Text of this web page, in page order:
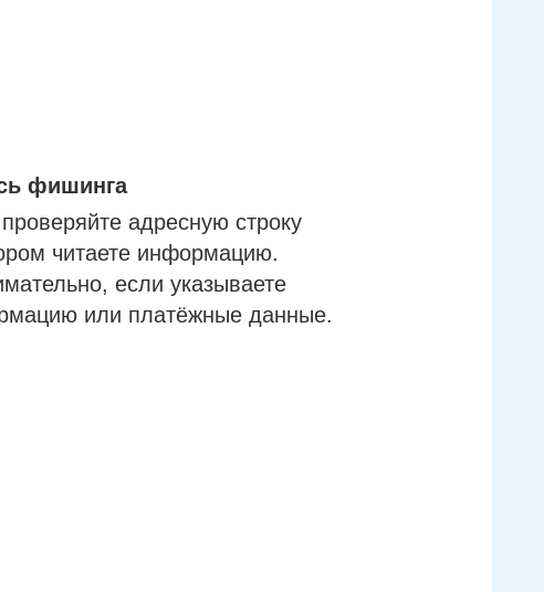
фишинга
адресную строку
читаете информацию.
если указываете
или платёжные данные.